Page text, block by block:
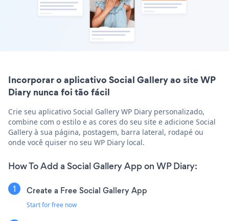
Incorporar o aplicativo Social Gallery ao site WP
Diary nunca foi tão fácil
Crie seu aplicativo Social Gallery WP Diary personalizado,
combine com o estilo e as cores do seu site e adicione Social
Gallery à sua página, postagem, barra lateral, rodapé ou
onde você quiser no seu WP Diary local.
How To Add a Social Gallery App on WP Diary:
Create a Free Social Gallery App
Start for free now